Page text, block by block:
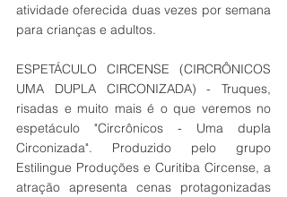
atividade oferecida duas vezes por semana
para crianças e adultos.
ESPETÁCULO CIRCENSE (CIRCRÔNICOS
UMA DUPLA CIRCONIZADA) - Truques,
risadas e muito mais é o que veremos no
espetáculo "Circrônicos - Uma dupla
Circonizada". Produzido pelo grupo
Estilingue Produções e Curitiba Circense, a
atração apresenta cenas protagonizadas